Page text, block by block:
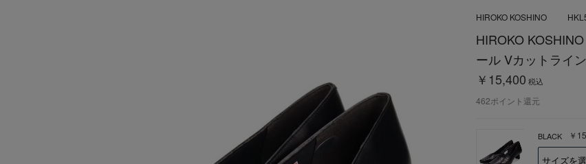
HIROKO
ール Vカットライ
￥15,400 税込
BLACK ￥
HIROKO KOSHINO
462ポイント還元